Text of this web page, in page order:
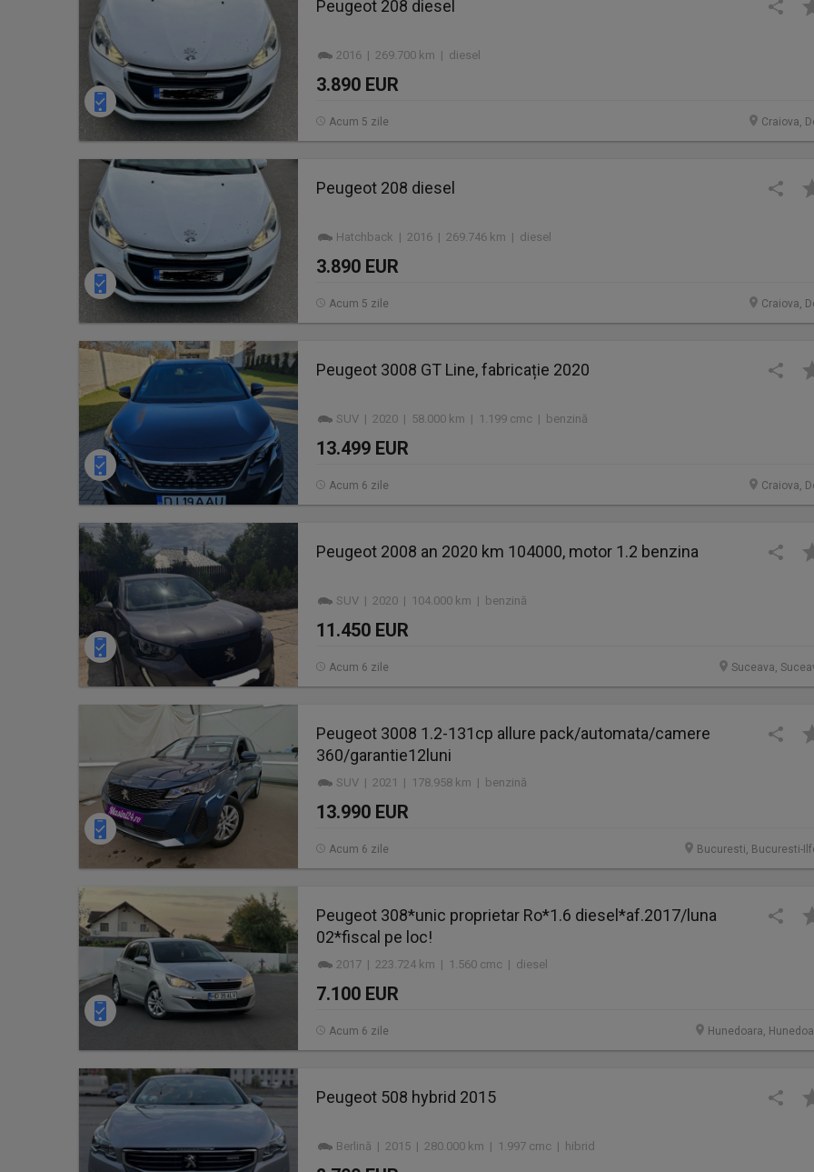
Peugeot 208 diesel
2016 | 269.700 km | diesel
3.890 EUR
Craiova,
Acum 5 zile
Peugeot 208 diesel
Hatchback | 2016 | 269.746 km | diesel
3.890 EUR
Craiova,
Acum 5 zile
Peugeot 3008 GT Line, fabricație 2020
SUV | 2020 | 58.000 km | 1.199 cmc | benzină
13.499 EUR
Craiova,
Acum 6 zile
Peugeot 2008 an 2020 km 104000, motor 1.2 benzina
SUV | 2020 | 104.000 km | benzină
11.450 EUR
Suceava,
Acum 6 zile
Peugeot 3008 1.2-131cp allure pack/automata/camere
360/garantie12luni
SUV | 2021 | 178.958 km | benzină
13.990 EUR
Bucuresti, Bucuresti-
Acum 6 zile
Peugeot 308*unic proprietar Ro*1.6 diesel*af.2017/luna
02*fiscal pe loc!
2017 | 223.724 km | 1.560 cmc | diesel
7.100 EUR
Hunedoara,
Acum 6 zile
Peugeot 508 hybrid 2015
Berlină | 2015 | 280.000 km | 1.997 cmc | hibrid